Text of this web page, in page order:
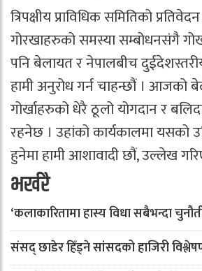
त्रिपक्षीय प्राविधिक समितिको
गोरखाहरुको समस्या सम्बोधनसंगै
पनि बेलायत र नेपालबीच
हामी अनुरोध गर्न चाहन्छौं । आजको
गोर्खाहरुको धेरै ठूलो योगदान र
रहनेछ । उहांको कार्यकालमा यसको
हुनेमा हामी आशावादी छौं, उल्लेख
भर्खरै
‘कलाकारितामा हास्य विधा सबैभन्दा
संसद् छाडेर हिँड्ने सांसदको हाजिरी